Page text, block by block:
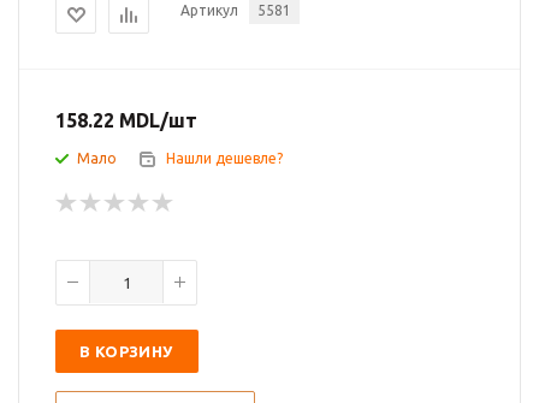
Артикул 5581
158.22 MDL/шт
Мало Нашли дешевле?
В КОРЗИНУ